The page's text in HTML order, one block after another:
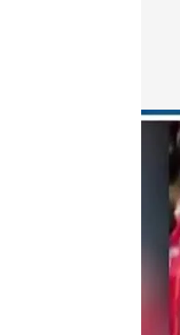
Emilio